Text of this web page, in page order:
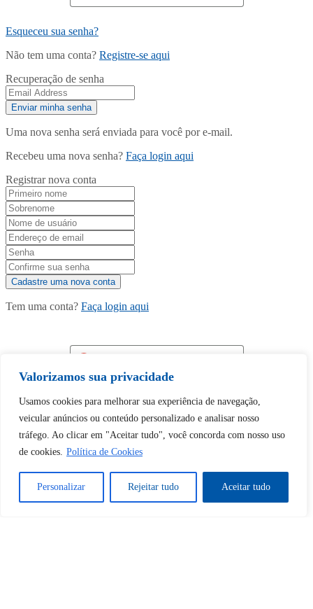
Valorizamos sua privacidade
Usamos cookies para melhorar sua experiência de navegação,
veicular anúncios ou conteúdo personalizado e analisar nosso
tráfego. Ao clicar em "Aceitar tudo", você concorda com nosso uso
de cookies. Política de Cookies
Personalizar Rejeitar tudo Aceitar tudo
Esqueceu sua senha?
Não tem uma conta? Registre-se aqui
Recuperação de senha
Uma nova senha será enviada para você por e-mail.
Recebeu uma nova senha? Faça login aqui
Registrar nova conta
Tem uma conta? Faça login aqui
Tem certeza de que deseja
desbloquear esta publicação?